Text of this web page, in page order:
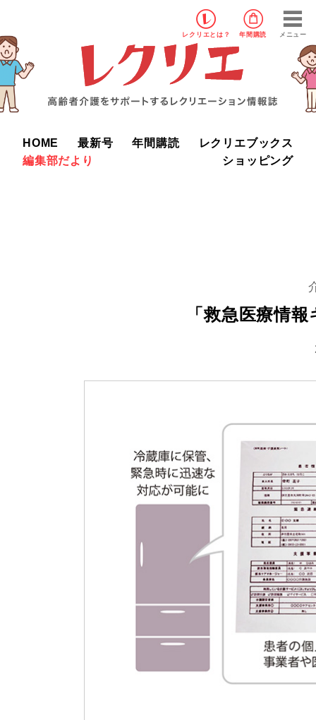
レクリエ とは？ 年間購読 メニュー
HOME 最新号 年間購読
レクリエブックス
編集部だより
ショッピング
「救急医療情